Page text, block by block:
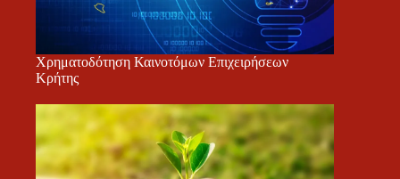
Χρηματοδότηση Καινοτόμων Επιχειρήσεων
Κρήτης